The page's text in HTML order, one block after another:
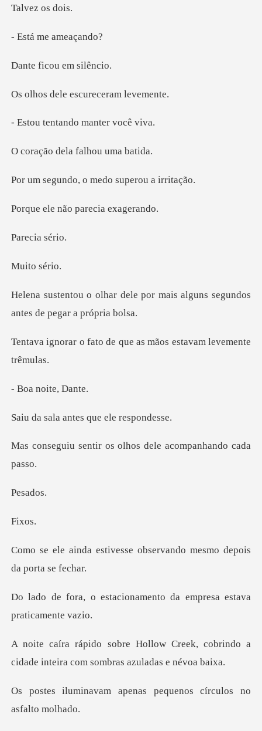
z os
me am
cou em s
e escurecera
tando mante
ela falhou
, o medo super
não parecia
cia
o sé
e por mais alguns segundos
a
o de que as mãos esta
noite,
antes que ele
r os olhos dele aco
sa
xo
esse observando mesmo d
cionamento da empresa e
Creek, cobrindo a
cidade inteira c
apenas pequenos círcu